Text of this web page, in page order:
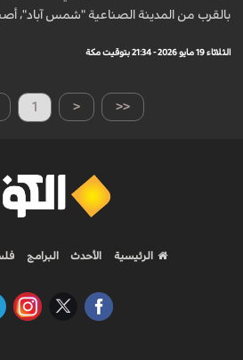
بالقرب من المدينة الصناعية "شمس
الثلاثاء 19 مايو 2026 - 21:34 بتوقيت مكة
1 < <<
الرئيسية الأحدث البرامج